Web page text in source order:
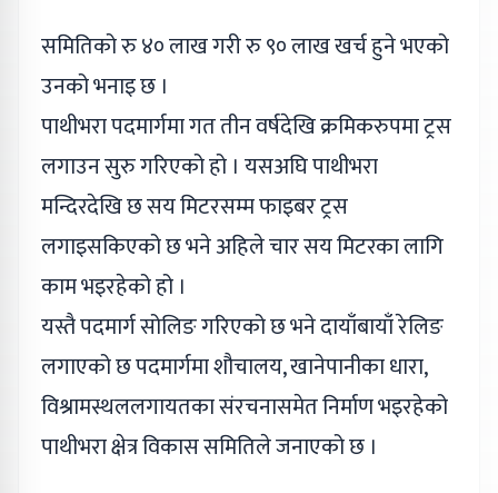
समितिको रु ४० लाख गरी रु ९० लाख खर्च हुने भएको
उनको भनाइ छ ।
पाथीभरा पदमार्गमा गत तीन वर्षदेखि क्रमिकरुपमा ट्रस
लगाउन सुरु गरिएको हो । यसअघि पाथीभरा
मन्दिरदेखि छ सय मिटरसम्म फाइबर ट्रस
लगाइसकिएको छ भने अहिले चार सय मिटरका लागि
काम भइरहेको हो ।
यस्तै पदमार्ग सोलिङ गरिएको छ भने दायाँबायाँ रेलिङ
लगाएको छ पदमार्गमा शौचालय, खानेपानीका धारा,
विश्रामस्थललगायतका संरचनासमेत निर्माण भइरहेको
पाथीभरा क्षेत्र विकास समितिले जनाएको छ ।